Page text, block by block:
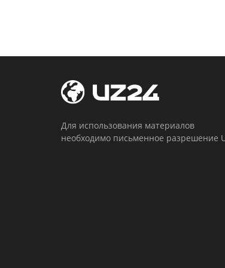
Для использования материалов
необходимо письменное разрешение